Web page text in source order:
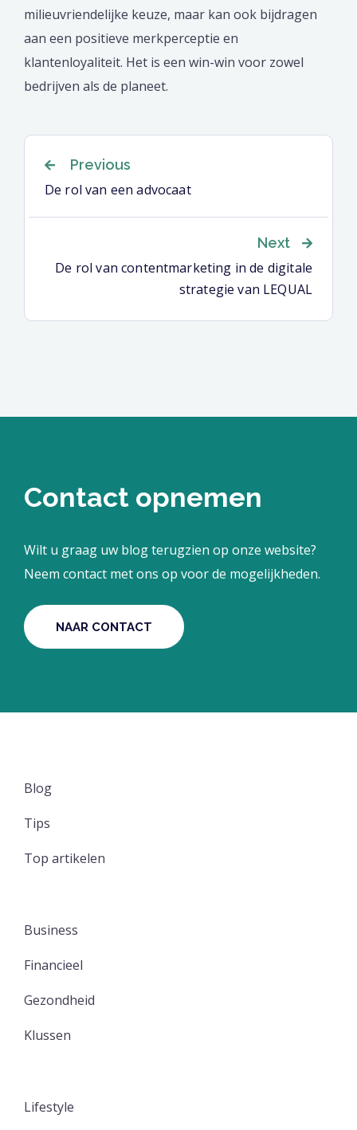
milieuvriendelijke keuze, maar kan ook bijdragen
aan een positieve merkperceptie en
klantenloyaliteit. Het is een win-win voor zowel
bedrijven als de planeet.
Berichtnavigatie
Previous
De rol van een advocaat
Next
De rol van contentmarketing in de digitale
strategie van LEQUAL
Blog
Tips
Top artikelen
Business
Financieel
Gezondheid
Klussen
Lifestyle
Contact opnemen
Wilt u graag uw blog terugzien op onze website?
Neem contact met ons op voor de mogelijkheden.
NAAR CONTACT